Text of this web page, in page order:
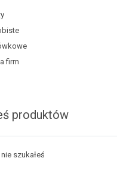
firm
produktów
szukałeś